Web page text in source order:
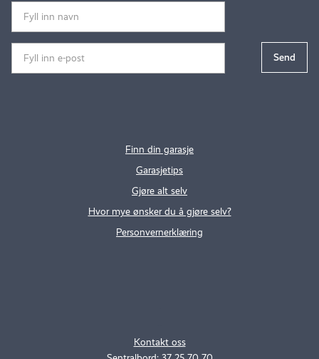
Kontakt oss
Finn din garasje
Garasjetips
Gjøre alt selv
Hvor mye ønsker du å gjøre selv?
Personvernerklæring